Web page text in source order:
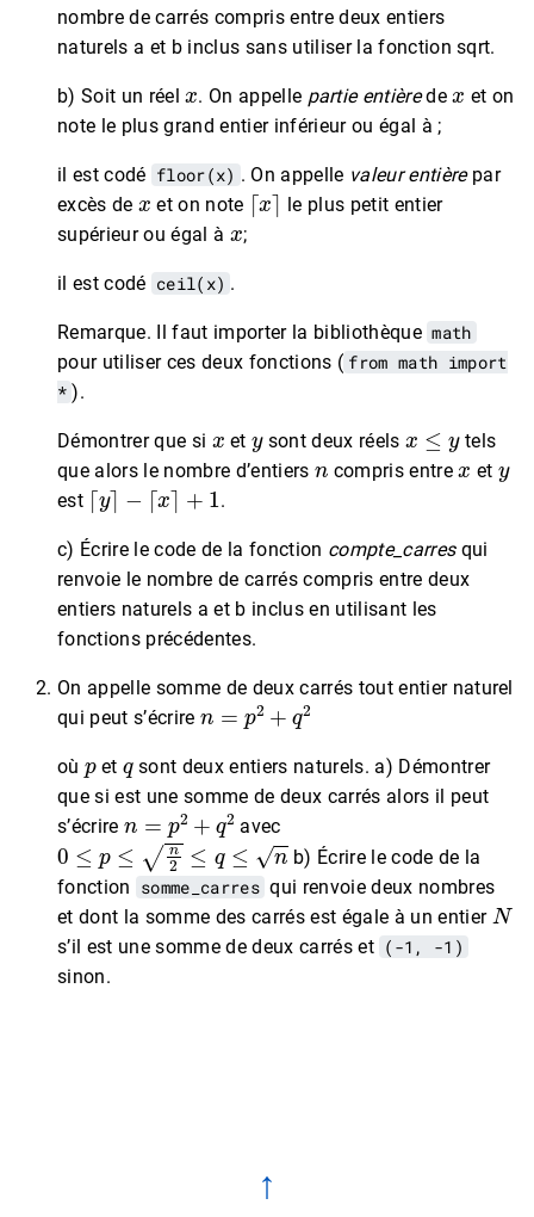
nombre de carrés compris entre deux entiers
naturels a et b inclus sans utiliser la fonction sqrt.
b) Soit un réel . On appelle partie entièrede
et on
note le plus grand entier inférieur ou égal à ;
il est codé floor(x) . On appelle valeur entièrepar
excès de
x
et on note
⌈x⌉
le plus petit entier
supérieur ou égal à
x
;
il est codé ceil(x) .
Remarque. Il faut importer la bibliothèque math
pour utiliser ces deux fonctions ( from math import
* ).
Démontrer que si et sont deux réels
y
tels
que alors le nombre d’entiers
n
compris entre
x
et
est
⌈y⌉−⌈ x⌉ +1
.
c) Écrire le code de la fonction compte_carresqui
renvoie le nombre de carrés compris entre deux
entiers naturels a et b inclus en utilisant les
fonctions précédentes.
On appelle somme de deux carrés tout entier naturel
qui peut s’écrire
n= p2 +q2
où et
sont deux entiers naturels. a) Démontrer
que si est une somme de deux carrés alors il peut
s’écrire
n= p2+q2
avec
0 p 2 q≤n
b) Écrire le code de la
fonction somme_carres qui renvoie deux nombres
et dont la somme des carrés est égale à un entier
N
s’il est une somme de deux carrés et (-1, -1)
sinon.
↑